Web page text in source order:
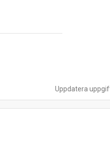
Uppdatera